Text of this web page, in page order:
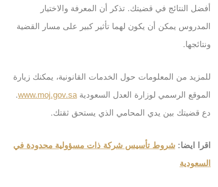
أفضل النتائج في قضيتك. تذكر أن المعرفة والاختيار
المدروس يمكن أن يكون لهما تأثير كبير على مسار القضية
ونتائجها.
للمزيد من المعلومات حول الخدمات القانونية، يمكنك زيارة
الموقع الرسمي لوزارة العدل السعوديةwww.moj.gov.sa
.
دع قضيتك بين يدي المحامي الذي يستحق ثقتك.
اقرا ايضا: شروط تأسيس شركة ذات مسؤولية محدودة في
السعودية